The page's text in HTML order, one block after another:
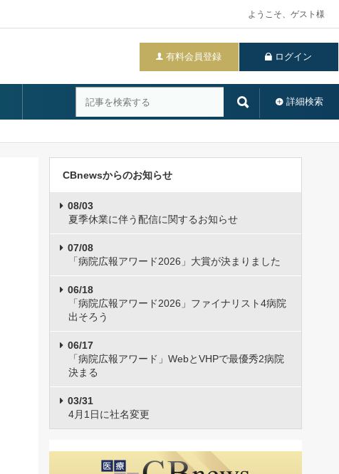
ようこそ、ゲスト様
有料会員登録 ログイン
詳細検索
CBnewsからのお知らせ
08/03
夏季休業に伴う配信に関するお知らせ
07/08
「病院広報アワード2026」大賞が決まりました
06/18
「病院広報アワード2026」ファイナリスト4病院
出そろう
06/17
「病院広報アワード」WebとVHPで最優秀2病院
決まる
03/31
4月1日に社名変更